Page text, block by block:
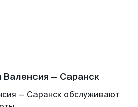
— Саранск
— Саранск обслуживают